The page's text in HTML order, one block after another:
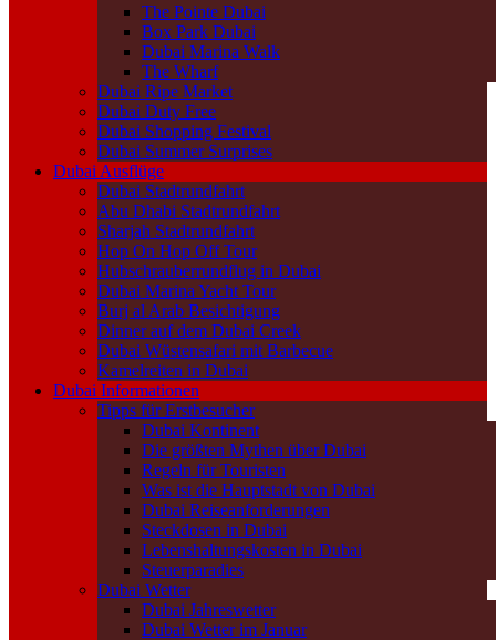
The Pointe Dubai
Box Park Dubai
Dubai Marina Walk
The Wharf
Dubai Ripe Market
Dubai Duty Free
Dubai Shopping Festival
Dubai Summer Surprises
Dubai Ausflüge
Dubai Stadtrundfahrt
Abu Dhabi Stadtrundfahrt
Sharjah Stadtrundfahrt
Hop On Hop Off Tour
Hubschrauberrundflug in Dubai
Dubai Marina Yacht Tour
Burj al Arab Besichtigung
Dinner auf dem Dubai Creek
Dubai Wüstensafari mit Barbecue
Kamelreiten in Dubai
Dubai Informationen
Tipps für Erstbesucher
Dubai Kontinent
Die größten Mythen über Dubai
Regeln für Touristen
Was ist die Hauptstadt von Dubai
Dubai Reiseanforderungen
Steckdosen in Dubai
Lebenshaltungskosten in Dubai
Steuerparadies
Dubai Wetter
Dubai Jahreswetter
Dubai Wetter im Januar